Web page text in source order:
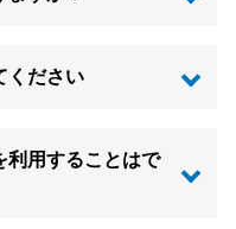
ください
利用することはで